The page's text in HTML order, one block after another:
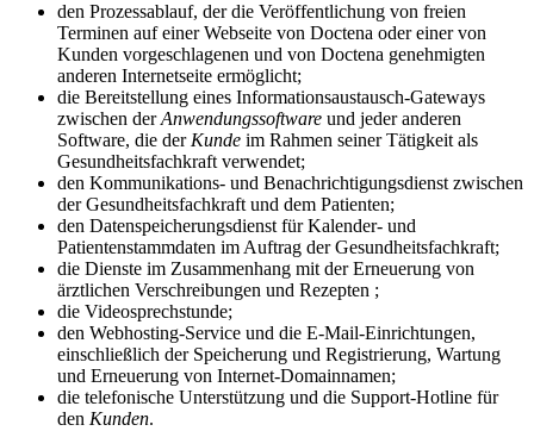
den Prozessablauf, der die Veröffentlichung von freien
Terminen auf einer Webseite von Doctena oder einer von
Kunden vorgeschlagenen und von Doctena genehmigten
anderen Internetseite ermöglicht;
die Bereitstellung eines Informationsaustausch-Gateways
zwischen derAnwendungssoftware und jeder anderen
Software, die derKunde im Rahmen seiner Tätigkeit als
Gesundheitsfachkraft verwendet;
den Kommunikations- und Benachrichtigungsdienst zwischen
der Gesundheitsfachkraft und dem Patienten;
den Datenspeicherungsdienst für Kalender- und
Patientenstammdaten im Auftrag der Gesundheitsfachkraft;
die Dienste im Zusammenhang mit der Erneuerung von
ärztlichen Verschreibungen und Rezepten ;
die Videosprechstunde;
den Webhosting-Service und die E-Mail-Einrichtungen,
einschließlich der Speicherung und Registrierung, Wartung
und Erneuerung von Internet-Domainnamen;
die telefonische Unterstützung und die Support-Hotline für
den Kunden.